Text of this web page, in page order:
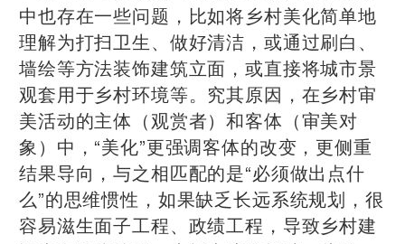
中也存在一些问题，比如将乡村美化简单地
理解为打扫卫生、做好清洁，或通过刷白、
墙绘等方法装饰建筑立面，或直接将城市景
观套用于乡村环境等。究其原因，在乡村审
美活动的主体（观赏者）和客体（审美对
象）中，“美化”更强调客体的改变，更侧重
结果导向，与之相匹配的是“必须做出点什
么”的思维惯性，如果缺乏长远系统规划，很
容易滋生面子工程、政绩工程，导致乡村建